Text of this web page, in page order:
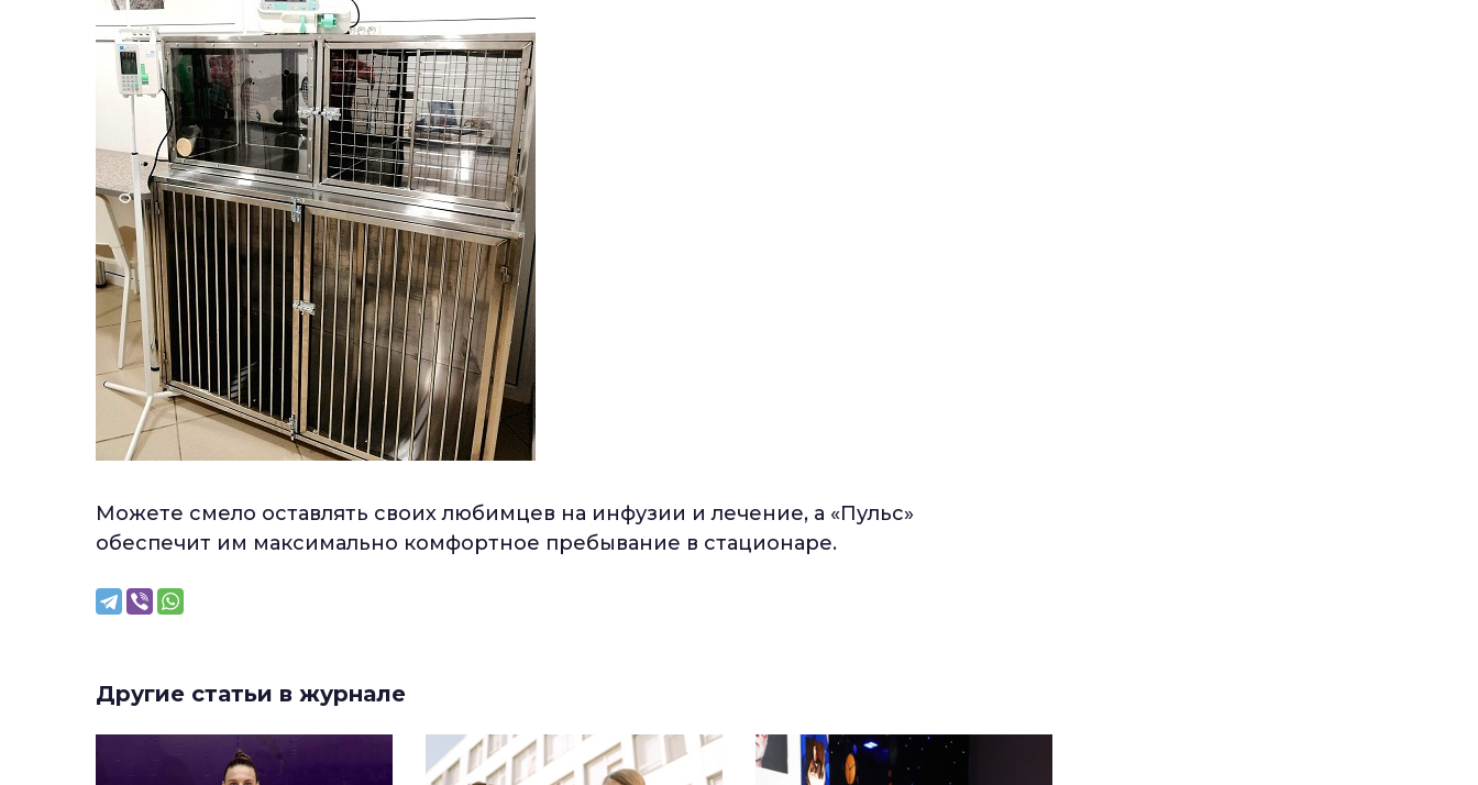
Можете смело оставлять своих любимцев на инфузии и лечение, а «Пульс»
обеспечит им максимально комфортное пребывание в стационаре.
Другие статьи в журнале